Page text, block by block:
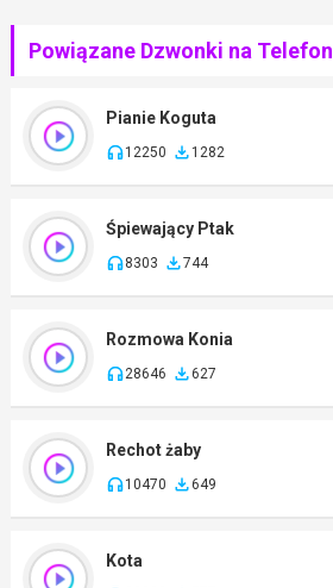
Powiązane Dzwonki na Telefon
Pianie Koguta
12250 1282
Śpiewający Ptak
8303 744
Rozmowa Konia
28646 627
Rechot żaby
10470 649
Kota